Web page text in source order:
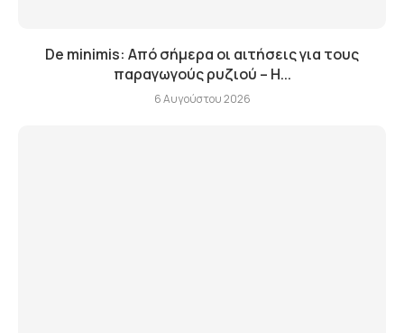
De minimis: Από σήμερα οι αιτήσεις για τους
παραγωγούς ρυζιού – Η...
6 Αυγούστου 2026